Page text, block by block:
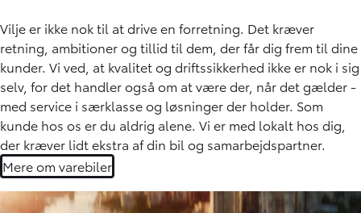
Vilje er ikke nok til at drive en forretning. Det kræver
retning, ambitioner og tillid til dem, der får dig frem til dine
kunder. Vi ved, at kvalitet og driftssikkerhed ikke er nok i sig
selv, for det handler også om at være der, når det gælder -
med service i særklasse og løsninger der holder. Som
kunde hos os er du aldrig alene. Vi er med lokalt hos dig,
der kræver lidt ekstra af din bil og samarbejdspartner.
Mere om varebiler